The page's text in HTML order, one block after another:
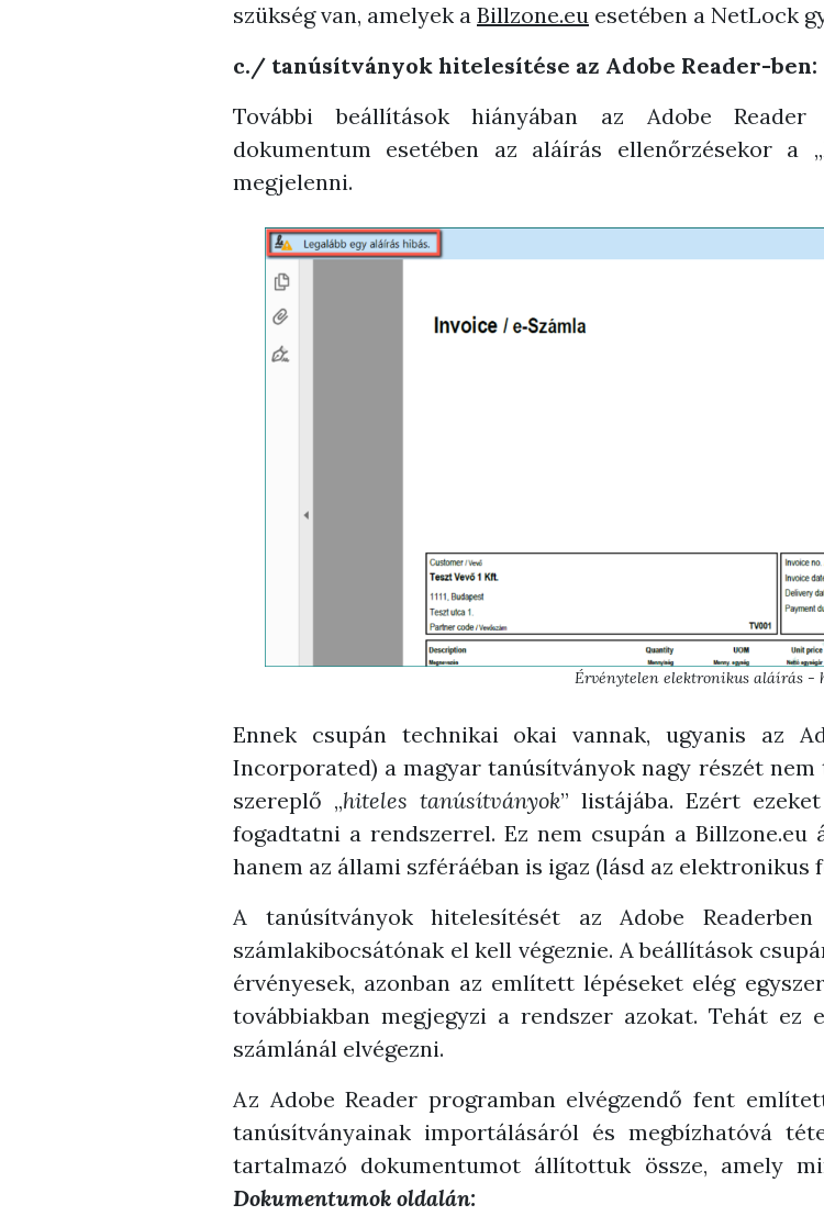
szükség van, amelyek a Billzone.eu esetében a NetLock
c./ tanúsítványok hitelesítése az Adobe Reader-ben:
További beállítások hiányában az Adobe
dokumentum esetében az aláírás ellenőrzésekor a „
megjelenni.
Érvénytelen elektronikus aláírás -
Ennek csupán technikai okai vannak, ugyanis az
Incorporated) a magyar tanúsítványok nagy részét
szereplő „hiteles tanúsítványok” listájába. Ezért
fogadtatni a rendszerrel. Ez nem csupán a
hanem az állami szféráéban is igaz (lásd az
A tanúsítványok hitelesítését az Adobe
számlakibocsátónak el kell végeznie. A beállítások
érvényesek, azonban az említett lépéseket elég
továbbiakban megjegyzi a rendszer azokat. Tehát
számlánál elvégezni.
Az Adobe Reader programban elvégzendő fent
tanúsítványainak importálásáról és megbízhatóvá
tartalmazó dokumentumot állítottuk össze, amely
Dokumentumok oldalán: